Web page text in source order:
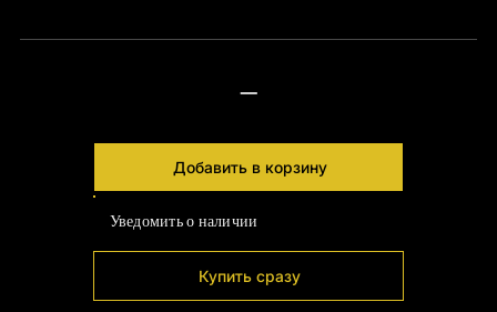
—
Добавить в корзину
Уведомить о наличии
Купить сразу